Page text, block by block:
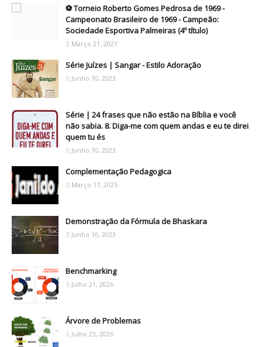
⚽ Torneio Roberto Gomes Pedrosa de 1969 -
Campeonato Brasileiro de 1969 - Campeão:
Sociedade Esportiva Palmeiras (4º título)
Março 21, 2021
Série Juízes | Sangar - Estilo Adoração
Junho 10, 2023
Série | 24 frases que não estão na Bíblia e você
não sabia. 8. Diga-me com quem andas e eu te direi
quem tu és
Junho 10, 2023
Complementação Pedagogica
Março 17, 2025
Demonstração da Fórmula de Bhaskara
Junho 10, 2023
Benchmarking
Julho 21, 2026
Árvore de Problemas
Julho 23, 2026